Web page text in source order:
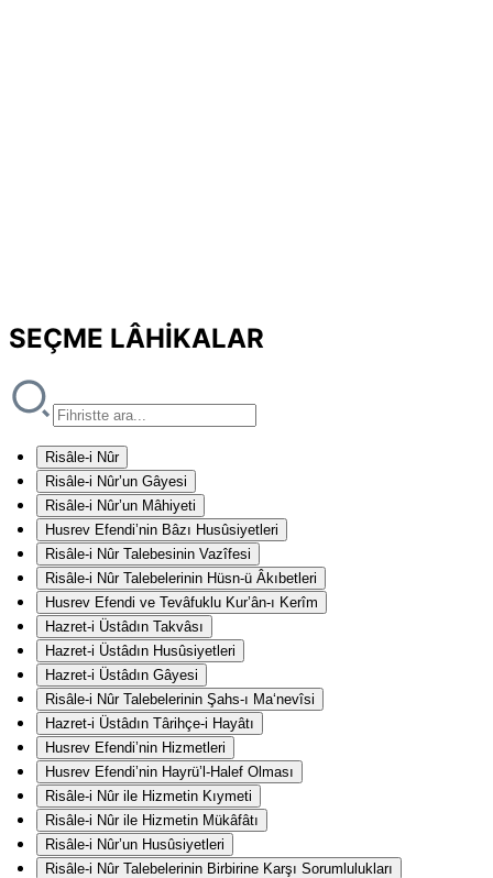
SEÇME LÂHİKALAR
Risâle-i Nûr
Risâle-i Nûr’un Gâyesi
Risâle-i Nûr’un Mâhiyeti
Husrev Efendi’nin Bâzı Husûsiyetleri
Risâle-i Nûr Talebesinin Vazîfesi
Risâle-i Nûr Talebelerinin Hüsn-ü Âkıbetleri
Husrev Efendi ve Tevâfuklu Kur’ân-ı Kerîm
Hazret-i Üstâdın Takvâsı
Hazret-i Üstâdın Husûsiyetleri
Hazret-i Üstâdın Gâyesi
Risâle-i Nûr Talebelerinin Şahs-ı Ma‘nevîsi
Hazret-i Üstâdın Târihçe-i Hayâtı
Husrev Efendi’nin Hizmetleri
Husrev Efendi’nin Hayrü’l-Halef Olması
Risâle-i Nûr ile Hizmetin Kıymeti
Risâle-i Nûr ile Hizmetin Mükâfâtı
Risâle-i Nûr’un Husûsiyetleri
Risâle-i Nûr Talebelerinin Birbirine Karşı Sorumlulukları